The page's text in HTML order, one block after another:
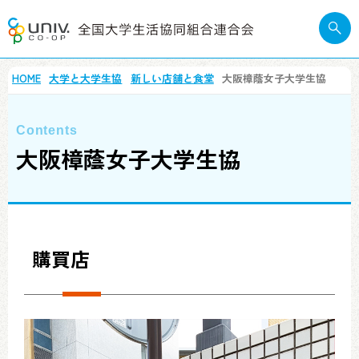
HOME 大学と大学生協 新しい店舗と食堂 大阪樟蔭女子大学生協
大阪樟蔭女子大学生協
購買店